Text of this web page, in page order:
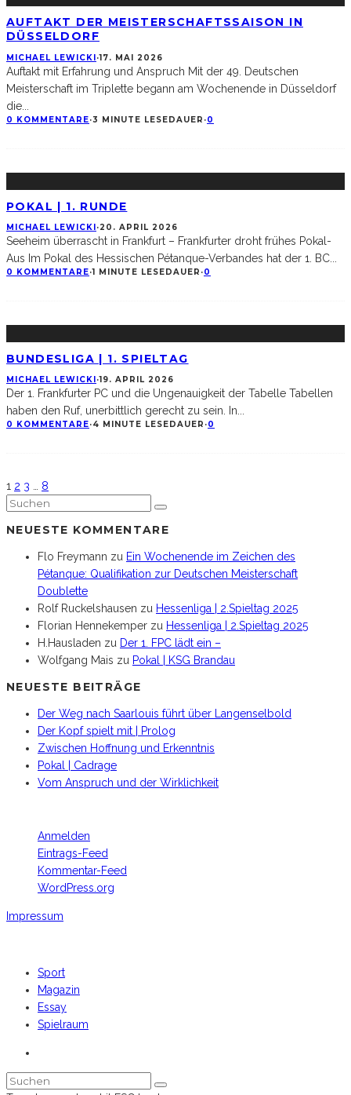
AUFTAKT DER MEISTERSCHAFTSSAISON IN
DÜSSELDORF
MICHAEL LEWICKI·17. MAI 2026
Auftakt mit Erfahrung und Anspruch Mit der 49. Deutschen
Meisterschaft im Triplette begann am Wochenende in Düsseldorf
die
0 KOMMENTARE·3 MINUTE LESEDAUER ·0
POKAL | 1. RUNDE
MICHAEL LEWICKI ·20. APRIL 2026
Seeheim überrascht in Frankfurt – Frankfurter droht frühes Pokal-
Aus Im Pokal des Hessischen Pétanque-Verbandes hat der 1. BC
0 KOMMENTARE·1 MINUTE LESEDAUER ·0
BUNDESLIGA | 1. SPIELTAG
MICHAEL LEWICKI ·19. APRIL 2026
Der 1. Frankfurter PC und die Ungenauigkeit der Tabelle Tabellen
haben den Ruf, unerbittlich gerecht zu sein. In...
0 KOMMENTARE·4 MINUTE LESEDAUER ·0
1 2 3 … 8
NEUESTE KOMMENTARE
Flo Freymann zu Ein Wochenende im Zeichen des
Pétanque: Qualifikation zur Deutschen Meisterschaft
Doublette
Rolf Ruckelshausen zu Hessenliga | 2.Spieltag 2025
Florian Hennekemper zu Hessenliga | 2.Spieltag 2025
H.Hausladen zu Der 1. FPC lädt ein –
Wolfgang Mais zu Pokal | KSG Brandau
NEUESTE BEITRÄGE
Der Weg nach Saarlouis führt über Langenselbold
Der Kopf spielt mit | Prolog
Zwischen Hoffnung und Erkenntnis
Pokal | Cadrage
Vom Anspruch und der Wirklichkeit
Anmelden
Eintrags-Feed
Kommentar-Feed
WordPress.org
Impressum
Sport
Magazin
Essay
Spielraum